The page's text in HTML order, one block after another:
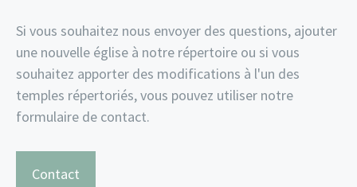
Si vous souhaitez nous envoyer des questions, ajouter
une nouvelle église à notre répertoire ou si vous
souhaitez apporter des modifications à l'un des
temples répertoriés, vous pouvez utiliser notre
formulaire de contact.
Contact